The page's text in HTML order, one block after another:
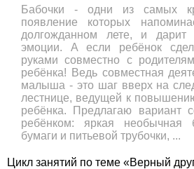
Бабочки - одни из самых
появление которых
долгожданном лете, и дарит
эмоции. А если ребёнок
руками совместно с
ребёнка! Ведь совместная
малыша - это шаг вверх на
лестнице, ведущей к
ребёнка. Предлагаю вариант
ребёнком: яркая необычная
бумаги и питьевой трубочки, ...
Цикл занятий по теме «Верный